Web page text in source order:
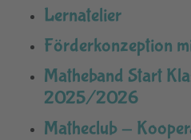
Lernatelier
Förderkonzeption
Matheband Start
2025/2026
Matheclub -